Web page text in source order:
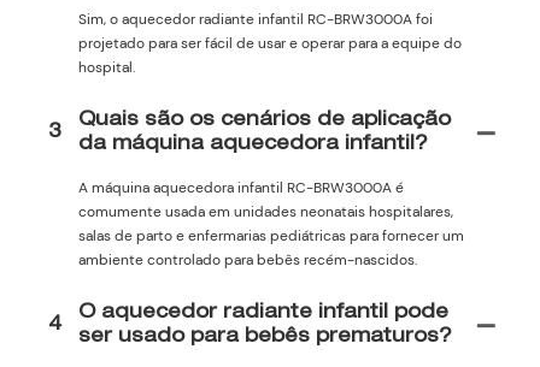
Sim, o aquecedor radiante infantil RC-BRW3000A foi
projetado para ser fácil de usar e operar para a equipe do
hospital.
3
Quais são os cenários de aplicação
da máquina aquecedora infantil?
A máquina aquecedora infantil RC-BRW3000A é
comumente usada em unidades neonatais hospitalares,
salas de parto e enfermarias pediátricas para fornecer um
ambiente controlado para bebês recém-nascidos.
4
O aquecedor radiante infantil pode
ser usado para bebês prematuros?